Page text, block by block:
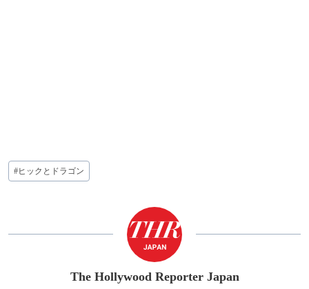
投
稿
#ヒックとドラゴン
The Hollywood Reporter Japan